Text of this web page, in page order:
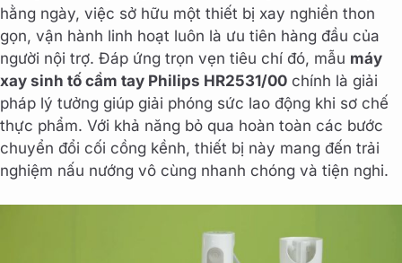
hằng ngày, việc sở hữu một thiết bị xay nghiền thon
gọn, vận hành linh hoạt luôn là ưu tiên hàng đầu của
người nội trợ. Đáp ứng trọn vẹn tiêu chí đó, mẫu máy
xay sinh tố cầm tay Philips HR2531/00 chính là giải
pháp lý tưởng giúp giải phóng sức lao động khi sơ chế
thực phẩm. Với khả năng bỏ qua hoàn toàn các bước
chuyển đổi cối cồng kềnh, thiết bị này mang đến trải
nghiệm nấu nướng vô cùng nhanh chóng và tiện nghi.